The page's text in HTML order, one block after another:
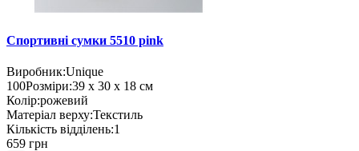
Спортивні сумки 5510 pink
Виробник:Unique
100Розміри:39 х 30 х 18 см
Колір:рожевий
Матеріал верху:Текстиль
Кількість відділень:1
659 грн